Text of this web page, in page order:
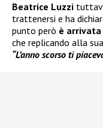
Beatrice Luzzi
trattenersi e ha
punto però è
che replicando alla
“L’anno scorso ti